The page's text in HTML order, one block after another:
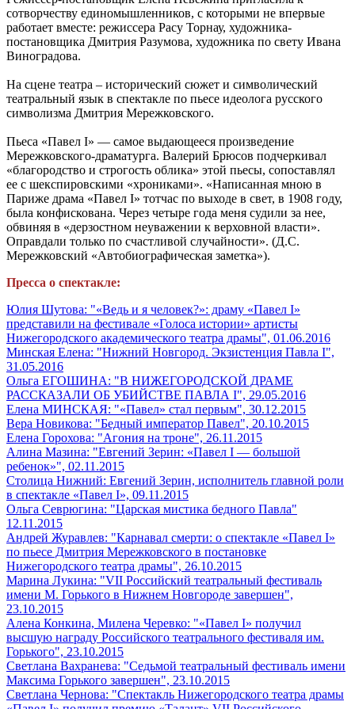
сотворчеству единомышленников, с которыми не впервые
работает вместе: режиссера Расу Торнау, художника-
постановщика Дмитрия Разумова, художника по свету Ивана
Виноградова.
На сцене театра – исторический сюжет и символический
театральный язык в спектакле по пьесе идеолога русского
символизма Дмитрия Мережковского.
Пьеса «Павел I» — самое выдающееся произведение
Мережковского-драматурга. Валерий Брюсов подчеркивал
«благородство и строгость облика» этой пьесы, сопоставлял
ее с шекспировскими «хрониками». «Написанная мною в
Париже драма «Павел I» тотчас по выходе в свет, в 1908 году,
была конфискована. Через четыре года меня судили за нее,
обвиняя в «дерзостном неуважении к верховной власти».
Оправдали только по счастливой случайности». (Д.С.
Мережковский «Автобиографическая заметка»).
Пресса о спектакле:
Юлия Шутова: "«Ведь и я человек?»: драму «Павел I»
представили на фестивале «Голоса истории» артисты
Нижегородского академического театра драмы", 01.06.2016
Минская Елена: "Нижний Новгород. Экзистенция Павла I",
31.05.2016
Ольга ЕГОШИНА: "В НИЖЕГОРОДСКОЙ ДРАМЕ
РАССКАЗАЛИ ОБ УБИЙСТВЕ ПАВЛА I", 29.05.2016
Елена МИНСКАЯ: "«Павел» стал первым", 30.12.2015
Вера Новикова: "Бедный император Павел", 20.10.2015
Елена Горохова: "Агония на троне", 26.11.2015
Алина Мазина: "Евгений Зерин: «Павел I — большой
ребенок»", 02.11.2015
Столица Нижний: Евгений Зерин, исполнитель главной роли
в спектакле «Павел I», 09.11.2015
Ольга Севрюгина: "Царская мистика бедного Павла"
12.11.2015
Андрей Журавлев: "Карнавал смерти: о спектакле «Павел I»
по пьесе Дмитрия Мережковского в постановке
Нижегородского театра драмы", 26.10.2015
Марина Лукина: "VII Российский театральный фестиваль
имени М. Горького в Нижнем Новгороде завершен",
23.10.2015
Алена Конкина, Милена Черевко: "«Павел I» получил
высшую награду Российского театрального фестиваля им.
Горького", 23.10.2015
Светлана Вахранева: "Седьмой театральный фестиваль имени
Максима Горького завершен", 23.10.2015
Светлана Чернова: "Спектакль Нижегородского театра драмы